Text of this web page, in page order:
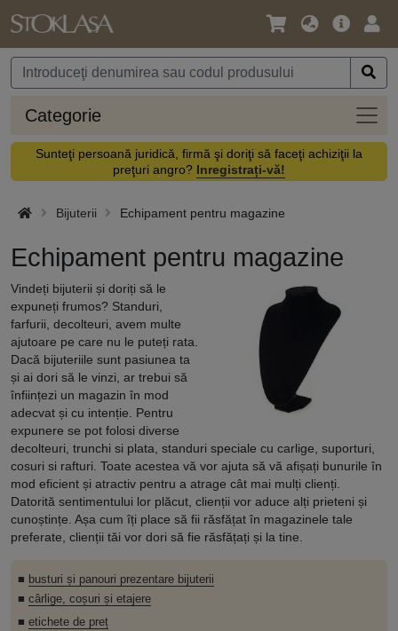
Limbă
Monedă
Meniul
Categorie
Sunteţi persoană juridică, firmă şi doriţi să faceţi achiziţii la
preţuri angro? Inregistrați-vă!
Bijuterii Echipament pentru magazine
Echipament pentru magazine
Vindeți bijuterii și doriți să le
expuneți frumos? Standuri,
farfurii, decolteuri, avem multe
ajutoare pe care nu le puteți rata.
Dacă bijuteriile sunt pasiunea ta
și ai dori să le vinzi, ar trebui să
înființezi un magazin în mod
adecvat și cu intenție. Pentru
expunere se pot folosi diverse
decolteuri, trunchi si plata, standuri speciale cu carlige, suporturi,
cosuri si rafturi. Toate acestea vă vor ajuta să vă afișați bunurile în
mod eficient și atractiv pentru a atrage cât mai mulți clienți.
Datorită sentimentului lor plăcut, clienții vor aduce alți prieteni și
cunoștințe. Așa cum îți place să fii răsfățat în magazinele tale
preferate, clienții tăi vor dori să fie răsfățați și la tine.
■ busturi și panouri prezentare bijuterii
■ cârlige, coșuri și etajere
■ etichete de preț